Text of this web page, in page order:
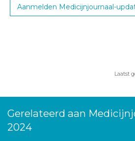
Aanmelden Medicijnjournaal-
Laatst
Gerelateerd aan
2024